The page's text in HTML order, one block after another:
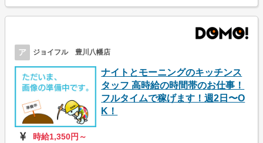
ア ジョイフル 豊川八幡店
ナイトとモーニングのキッチンス
タッフ 高時給の時間帯のお仕事！
フルタイムで稼げます！週2日〜O
K！
時給1,350円～